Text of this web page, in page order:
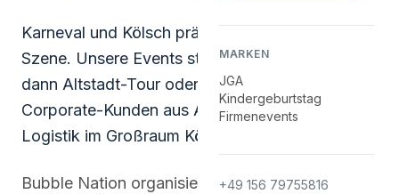
MARKEN
JGA
Kindergeburtstag
Firmenevents
+49 156 79755816
Karneval und Kölsch prägen auch die JGA-
Szene. Unsere Events starten meist mittags,
dann Altstadt-Tour oder Brauhaus-Stopp.
Corporate-Kunden aus Automotive, Handel und
Logistik im Großraum Köln.
Bubble Nation organisiert in Köln alle Arten von